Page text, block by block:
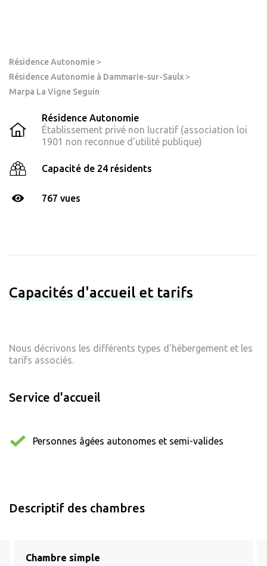
Résidence Autonomie >
Résidence Autonomie à Dammarie-sur-Saulx >
Marpa La Vigne Seguin
Résidence Autonomie
Établissement privé non lucratif (association loi
1901 non reconnue d'utilité publique)
Capacité de 24 résidents
767 vues
Capacités d'accueil et tarifs
Nous décrivons les différents types d'hébergement et les
tarifs associés.
Service d'accueil
Personnes âgées autonomes et semi-valides
Descriptif des chambres
Chambre simple